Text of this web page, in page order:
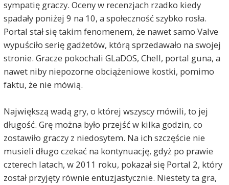
sympatię graczy. Oceny w recenzjach rzadko kiedy
spadały poniżej 9 na 10, a społeczność szybko rosła.
Portal stał się takim fenomenem, że nawet samo Valve
wypuściło serię gadżetów, którą sprzedawało na swojej
stronie. Gracze pokochali GLaDOS, Chell, portal guna, a
nawet niby niepozorne obciążeniowe kostki, pomimo
faktu, że nie mówią.
Największą wadą gry, o której wszyscy mówili, to jej
długość. Grę można było przejść w kilka godzin, co
zostawiło graczy z niedosytem. Na ich szczęście nie
musieli długo czekać na kontynuację, gdyż po prawie
czterech latach, w 2011 roku, pokazał się Portal 2, który
został przyjęty równie entuzjastycznie. Niestety ta gra,